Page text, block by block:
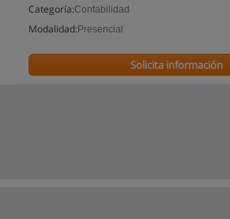
Categoría:Contabilidad
Modalidad: Presencial
Solicita información